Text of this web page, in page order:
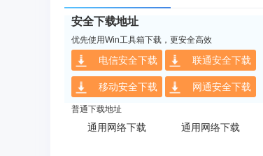
安全下载地址
优先使用Win工具箱下载，更安全高效
电信安全下载 联通安全下载
移动安全下载 网通安全下载
普通下载地址
通用网络下载 通用网络下载